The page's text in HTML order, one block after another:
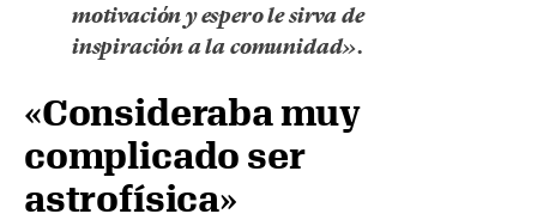
motivación y espero le sirva de
inspiración a la comunidad».
«Consideraba muy
complicado ser
astrofísica»